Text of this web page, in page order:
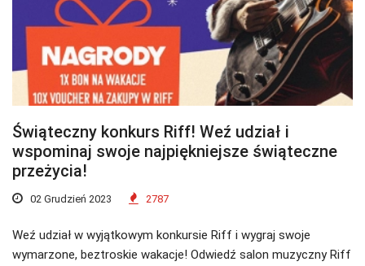
Świąteczny konkurs Riff! Weź udział i
wspominaj swoje najpiękniejsze świąteczne
przeżycia!
02 Grudzień 2023 2787
Weź udział w wyjątkowym konkursie Riff i wygraj swoje
wymarzone, beztroskie wakacje! Odwiedź salon muzyczny Riff